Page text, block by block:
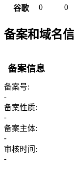
谷歌
0 0
备案和域名
备案信息
备案号:
-
备案性质:
-
备案主体:
-
审核时间:
-